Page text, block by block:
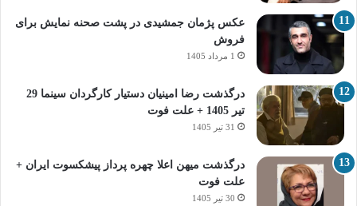
عکس پژمان جمشیدی در پشت صحنه نمایش برای
فروش
1 مرداد 1405
درگذشت رضا امینیان دستیار کارگردان سینما 29
تیر 1405 + علت فوت
31 تیر 1405
درگذشت میهن اعلا چهره پرداز پیشکسوت ایران +
علت فوت
30 تیر 1405